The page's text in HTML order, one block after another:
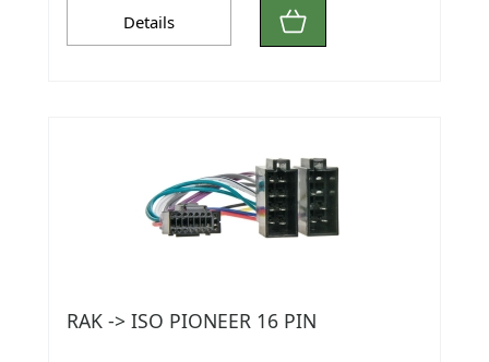
Details
RAK -> ISO PIONEER 16 PIN